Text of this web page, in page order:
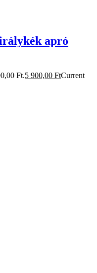
apró
Ft.5 900,00 FtCurrent